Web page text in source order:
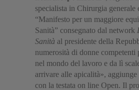
specialista in Chirurgia generale
“Manifesto per un maggiore
Sanità” consegnato dal network
Sanità al presidente della
numerosità di donne competenti
nel mondo del lavoro e da lì
arrivare alle apicalità»,
con la testata on line Open. Il